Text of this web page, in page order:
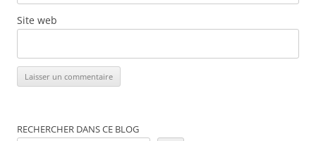
Site web
RECHERCHER DANS CE BLOG